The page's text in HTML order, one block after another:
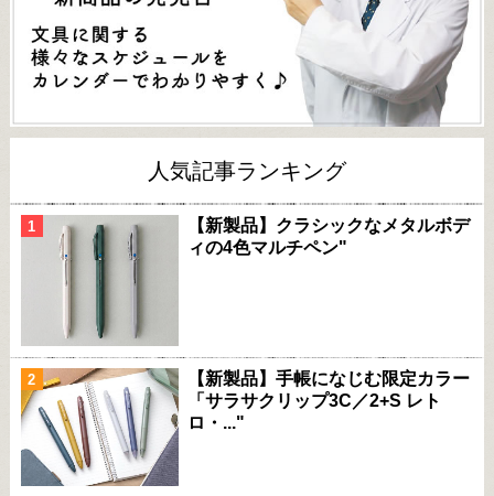
人気記事ランキング
【新製品】クラシックなメタルボデ
ィの4色マルチペン"
【新製品】手帳になじむ限定カラー
「サラサクリップ3C／2+S レト
ロ・..."